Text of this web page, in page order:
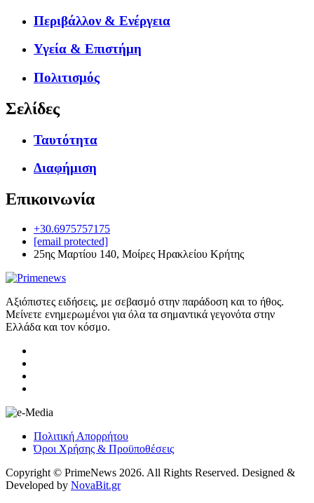
Περιβάλλον & Ενέργεια
Υγεία & Επιστήμη
Πολιτισμός
Σελίδες
Ταυτότητα
Διαφήμιση
Επικοινωνία
+30.6975757175
[email protected]
25ης Μαρτίου 140, Μοίρες Ηρακλείου Κρήτης
Αξιόπιστες ειδήσεις, με σεβασμό στην παράδοση και το ήθος.
Μείνετε ενημερωμένοι για όλα τα σημαντικά γεγονότα στην
Ελλάδα και τον κόσμο.
Πολιτική Απορρήτου
Όροι Χρήσης & Προϋποθέσεις
Copyright © PrimeNews 2026. All Rights Reserved. Designed &
Developed by NovaBit.gr